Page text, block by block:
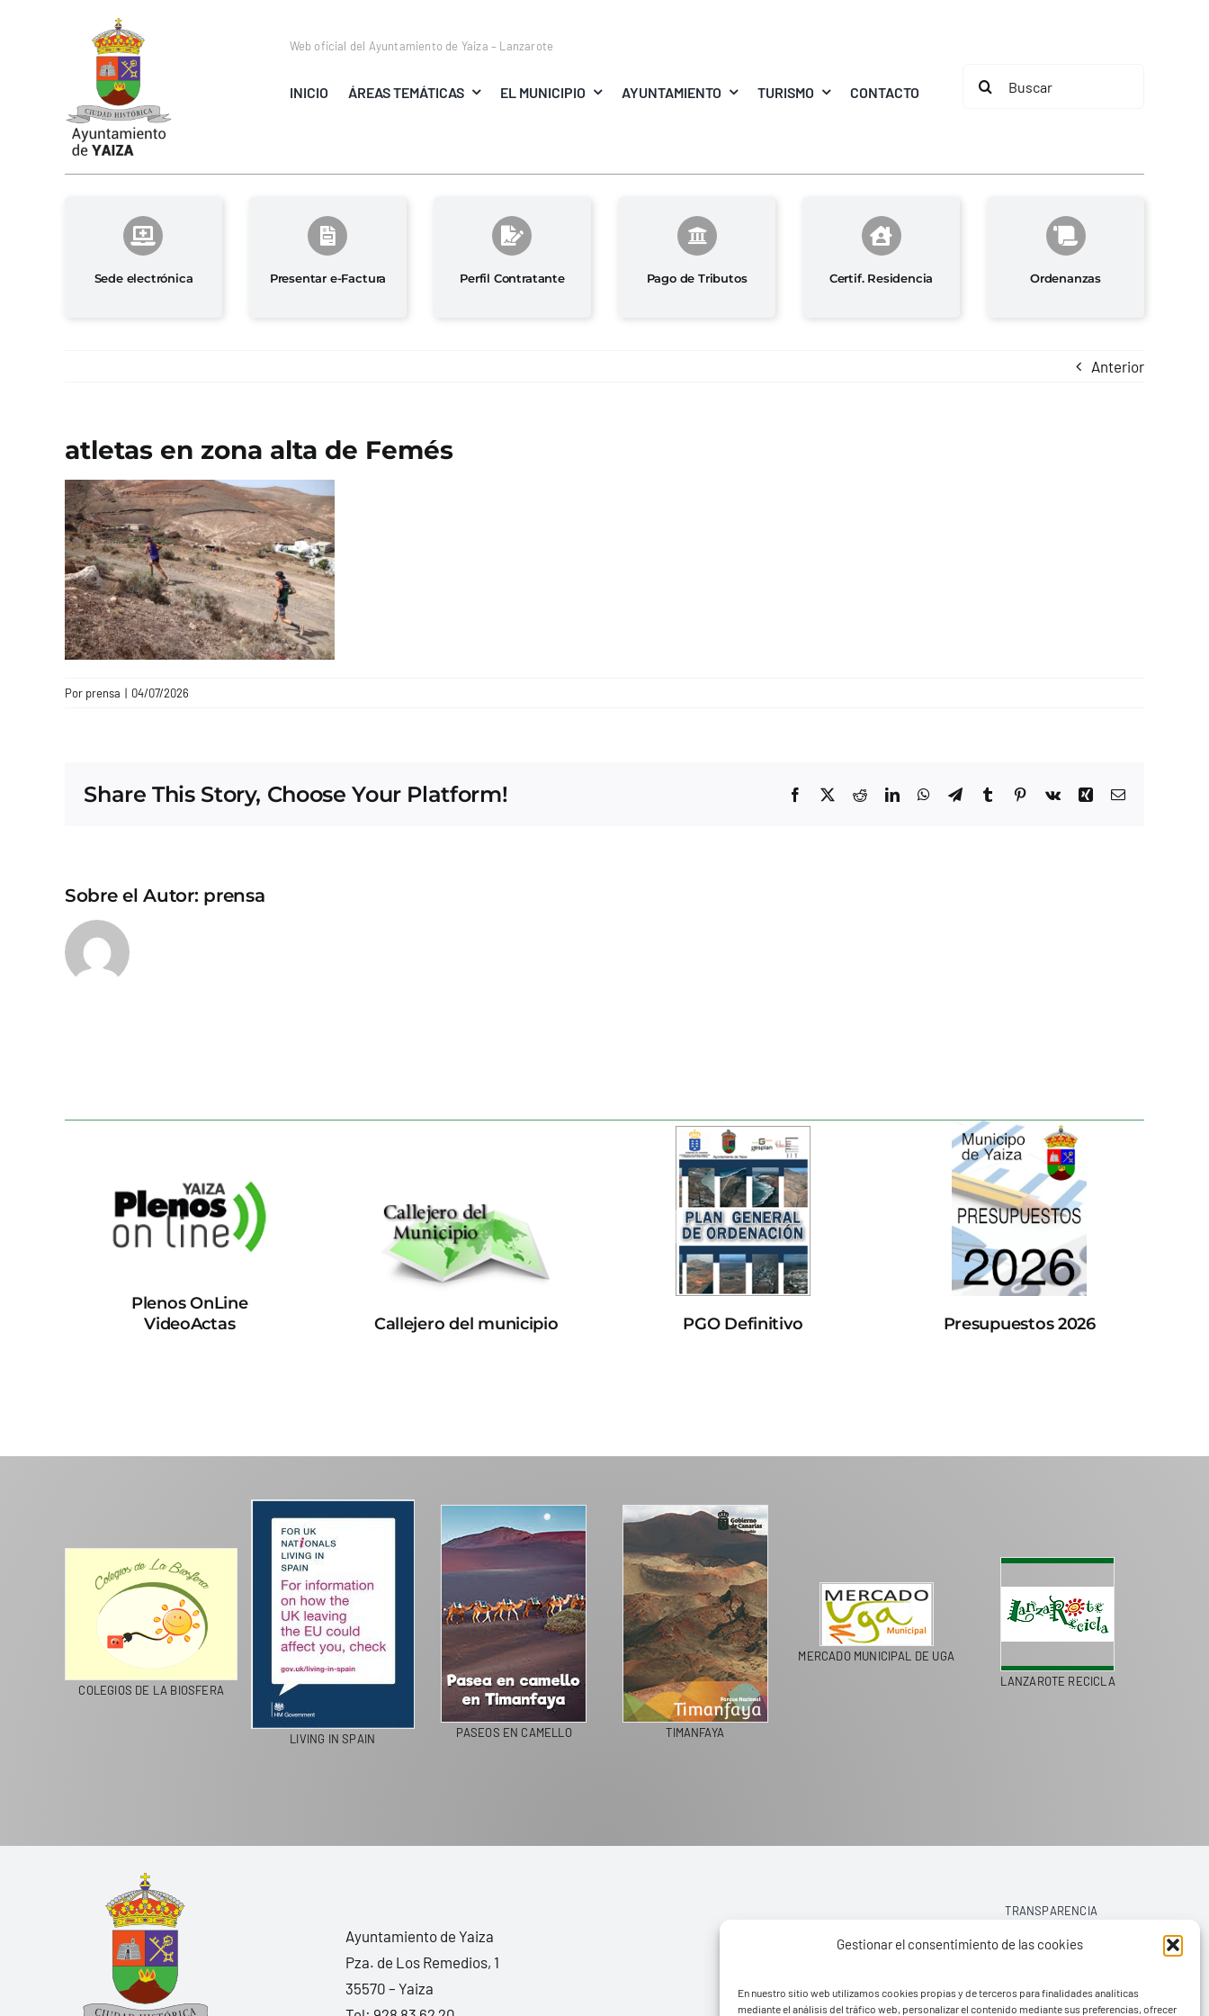
Gestionar el consentimiento de las cookies
En nuestro sitio web utilizamos cookies propias y de terceros para finalidades analíticas
mediante el análisis del tráfico web, personalizar el contenido mediante sus preferencias, ofrecer
Web oficial del Ayuntamiento de Yaiza – Lanzarote
INICIO ÁREAS TEMÁTICAS EL MUNICIPIO AYUNTAMIENTO TURISMO CONTACTO
Buscar:
Sede electrónica Presentar e-Factura Perfil Contratante Pago de Tributos Certif. Residencia Ordenanzas
Anterior
atletas en zona alta de Femés
Por prensa | 04/07/2026
Share This Story, Choose Your Platform! Facebook
X RedditLinkedInWhatsApp
TelegramTumblrPinterest
Vk Xing Correo
Sobre el Autor: prensa
Plenos OnLine
VideoActas
Callejero del municipio PGO Definitivo Presupuestos 2026
COLEGIOS DE LA BIOSFERA
LIVING IN SPAIN PASEOS EN CAMELLO TIMANFAYA
MERCADO MUNICIPAL DE UGA
LANZAROTE RECICLA
Ayuntamiento de Yaiza
Pza. de Los Remedios, 1
35570 – Yaiza
TRANSPARENCIA
AVISO LEGAL
POLÍTICA DE PRIVACIDAD